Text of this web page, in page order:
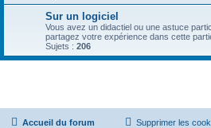
Sur un logiciel
Vous avez un didactiel ou une astuce
partagez votre expérience dans cette
Sujets : 206
Accueil du forum Supprimer les